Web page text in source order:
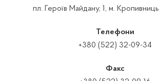
пл. Героїв Майдану, 1, м.
Телефони
+380 (522) 32-09-34
Факс